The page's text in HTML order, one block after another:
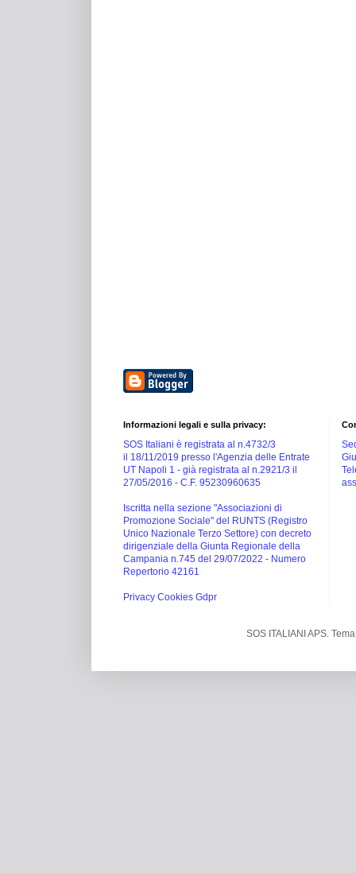
Informazioni legali e sulla privacy:
SOS Italiani è registrata al n.4732/3
il 18/11/2019 presso l'Agenzia delle Entrate
UT Napoli 1 - già registrata al n.2921/3 il
27/05/2016 - C.F. 95230960635
Iscritta nella sezione "Associazioni di
Promozione Sociale" del RUNTS (Registro
Unico Nazionale Terzo Settore) con decreto
dirigenziale della Giunta Regionale della
Campania n.745 del 29/07/2022 - Numero
Repertorio 42161
Privacy Cookies Gdpr
SOS ITALIANI APS.